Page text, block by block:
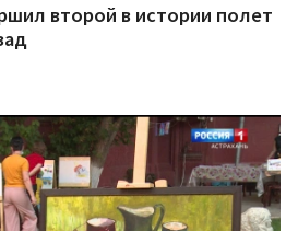
второй в истории полет